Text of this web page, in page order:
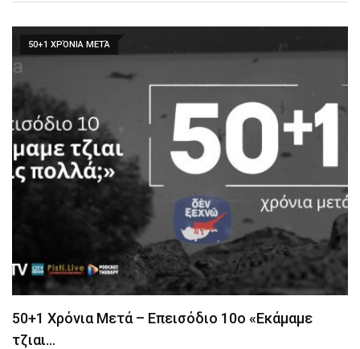
50+1 ΧΡΌΝΙΑ ΜΕΤΆ
50+1 Χρόνια Μετά – Επεισόδιο 10ο «Εκάμαμε
τζιαι…